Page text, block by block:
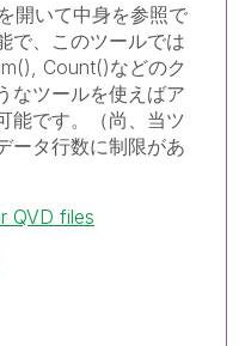
開いて中身を参照で
で、このツールでは
Count()などのク
なツールを使えばア
能です。（尚、当ツ
ータ行数に制限があ
QVD files